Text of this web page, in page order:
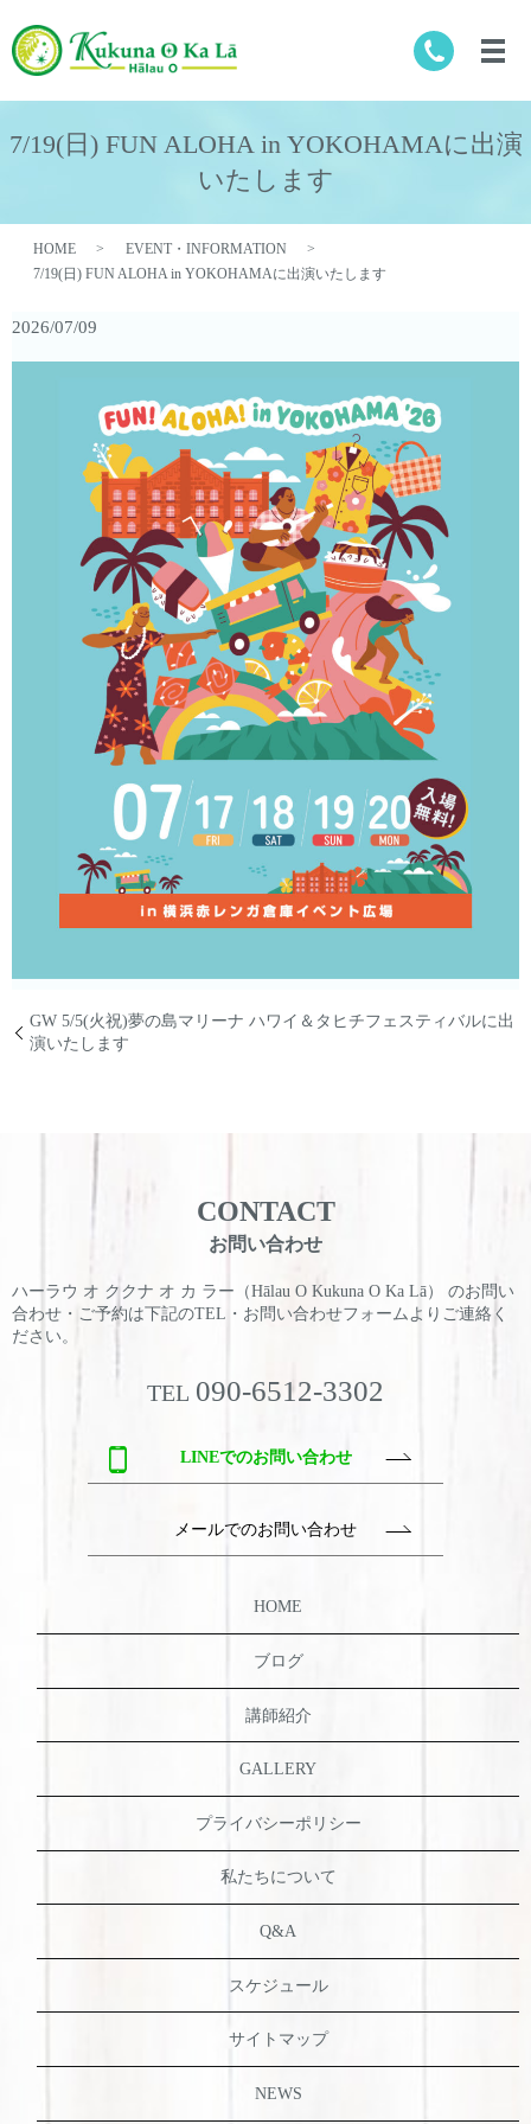
7/19(日) FUN ALOHA in YOKOHAMAに出演
いたします
HOME
EVENT・INFORMATION
7/19(日) FUN ALOHA in YOKOHAMAに出演いたします
2026/07/09
GW 5/5(火祝)夢の島マリーナ ハワイ＆タヒチフェスティバルに出
演いたします
CONTACT
お問い合わせ
ハーラウ オ ククナ オ カ ラー（Hālau O Kukuna O Ka Lā） のお問い
合わせ・ご予約は下記のTEL・お問い合わせフォームよりご連絡く
ださい。
TEL 090-6512-3302
LINEでのお問い合わせ
メールでのお問い合わせ
HOME
ブログ
講師紹介
GALLERY
プライバシーポリシー
私たちについて
Q&A
スケジュール
サイトマップ
NEWS